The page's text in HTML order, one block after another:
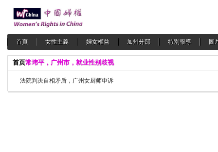
首頁 女性主義 婦女權益 加州分部 特別報導 圖
首页常玮平，广州市，就业性别歧视
法院判决自相矛盾，广州女厨师申诉